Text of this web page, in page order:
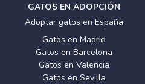
GATOS EN ADOPCIÓN
Adoptar gatos en España
Gatos en Madrid
Gatos en Barcelona
Gatos en Valencia
Gatos en Sevilla